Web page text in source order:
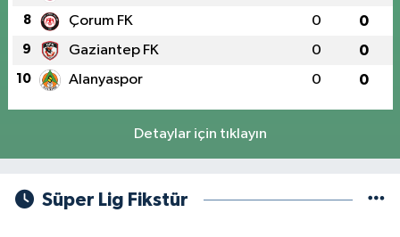
8 Çorum FK 0 0
9 Gaziantep FK 0 0
10 Alanyaspor 0 0
Detaylar için tıklayın
Süper Lig Fikstür